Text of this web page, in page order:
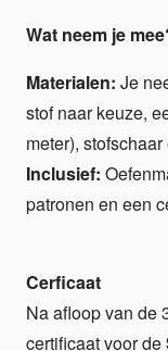
Wat neem je
Materialen: Je
stof naar keuze,
meter),
Inclusief:
patronen en een
Cerficaat
Na afloop van de
certificaat voor de